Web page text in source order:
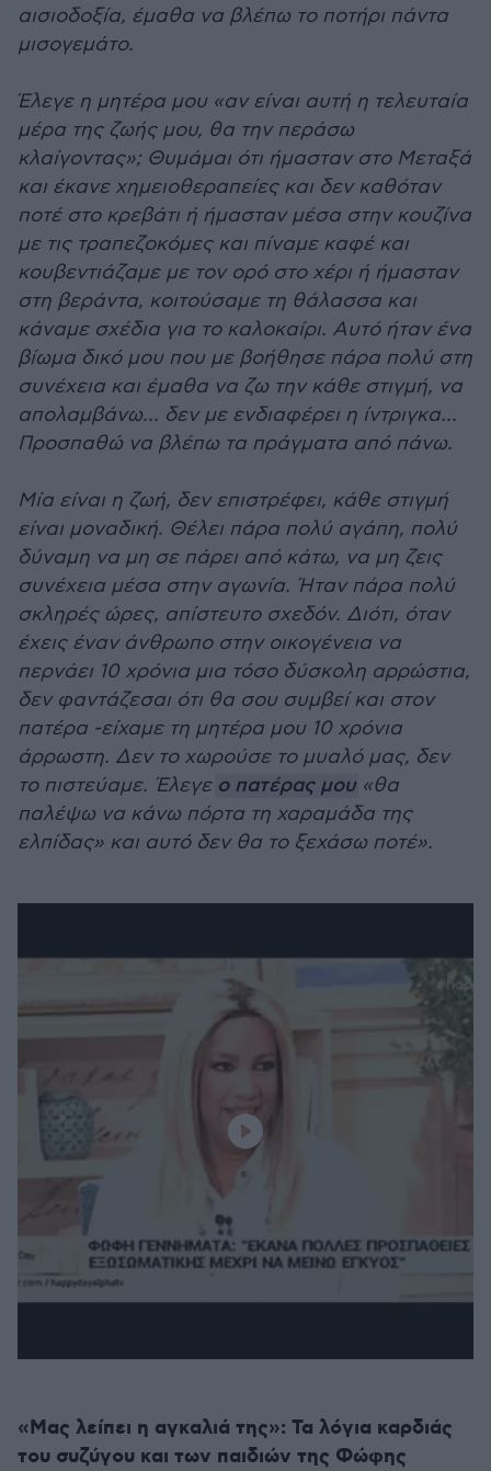
αισιοδοξία, έμαθα να βλέπω το ποτήρι πάντα
μισογεμάτο.
Έλεγε η μητέρα μου «αν είναι αυτή η τελευταία
μέρα της ζωής μου, θα την περάσω
κλαίγοντας»; Θυμάμαι ότι ήμασταν στο Μεταξά
και έκανε χημειοθεραπείες και δεν καθόταν
ποτέ στο κρεβάτι ή ήμασταν μέσα στην κουζίνα
με τις τραπεζοκόμες και πίναμε καφέ και
κουβεντιάζαμε με τον ορό στο χέρι ή ήμασταν
στη βεράντα, κοιτούσαμε τη θάλασσα και
κάναμε σχέδια για το καλοκαίρι. Αυτό ήταν ένα
βίωμα δικό μου που με βοήθησε πάρα πολύ στη
συνέχεια και έμαθα να ζω την κάθε στιγμή, να
απολαμβάνω… δεν με ενδιαφέρει η ίντριγκα...
Προσπαθώ να βλέπω τα πράγματα από πάνω.
Μία είναι η ζωή, δεν επιστρέφει, κάθε στιγμή
είναι μοναδική. Θέλει πάρα πολύ αγάπη, πολύ
δύναμη να μη σε πάρει από κάτω, να μη ζεις
συνέχεια μέσα στην αγωνία. Ήταν πάρα πολύ
σκληρές ώρες, απίστευτο σχεδόν. Διότι, όταν
έχεις έναν άνθρωπο στην οικογένεια να
περνάει 10 χρόνια μια τόσο δύσκολη αρρώστια,
δεν φαντάζεσαι ότι θα σου συμβεί και στον
πατέρα -είχαμε τη μητέρα μου 10 χρόνια
άρρωστη. Δεν το χωρούσε το μυαλό μας, δεν
το πιστεύαμε. Έλεγε ο πατέρας μου «θα
παλέψω να κάνω πόρτα τη χαραμάδα της
ελπίδας» και αυτό δεν θα το ξεχάσω ποτέ».
«Μας λείπει η αγκαλιά της»: Τα λόγια καρδιάς
του συζύγου και των παιδιών της Φώφης